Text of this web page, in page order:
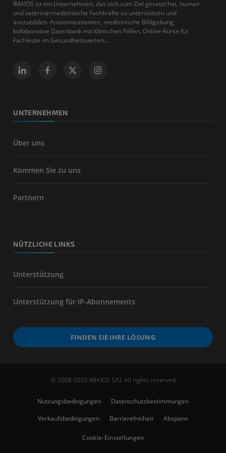
IMAIOS ist ein Unternehmen, das sich zum Ziel gesetzt hat, human-
und veterinärmedizinische Fachkräfte zu unterstützen und
auszubilden. Anatomieatlanten, medizinische Bildgebung,
kollaborative Datenbank mit klinischen Fällen, Online-Kurse für
Fachleute im Gesundheitswesen...
UNTERNEHMEN
Über uns
Kommen Sie zu uns
Partnern
NÜTZLICHE LINKS
Unterstützung
Unterstützung für IP-Abonnements
FINDEN SIE IHRE LÖSUNG
© 2008-2026 IMAIOS SAS All rights reserved
Nutzungsbedingungen
Datenschutzbestimmungen
Verkaufsbedingungen
Barrierefreiheit Abspann
Cookie-Einstellungen